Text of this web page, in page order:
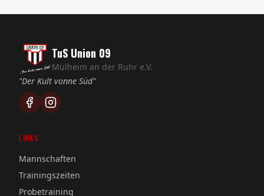
TuS Union 09
Mülheim an der Ruhr e.V.
"Der Kult vonne Süd"
LINKS
Mannschaften
Trainingszeiten
Probetraining